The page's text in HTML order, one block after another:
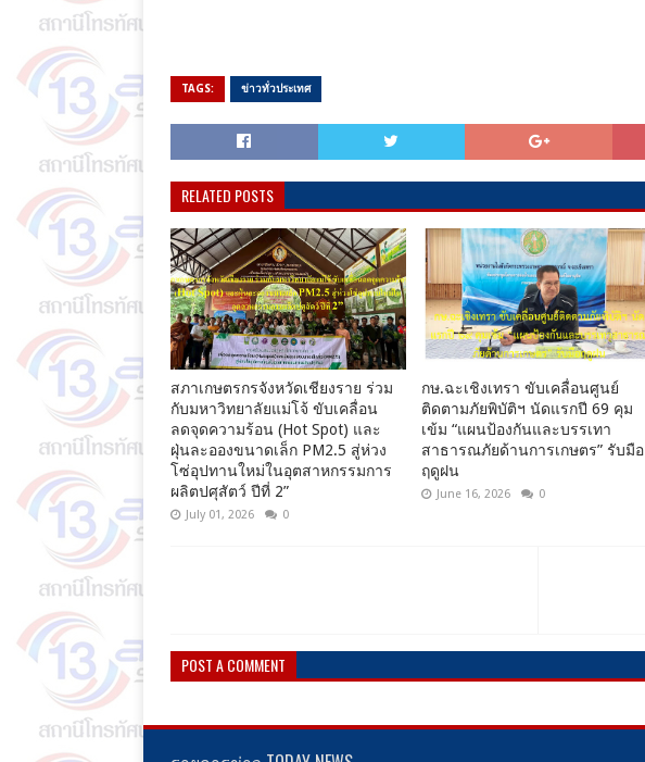
TAGS: ข่าวทั่วประเทศ
RELATED POSTS
สภาเกษตรกรจังหวัดเชียงราย ร่วม
กับมหาวิทยาลัยแม่โจ้ ขับเคลื่อน
ลดจุดความร้อน (Hot Spot) และ
ฝุ่นละอองขนาดเล็ก PM2.5 สู่ห่วง
โซ่อุปทานใหม่ในอุตสาหกรรมการ
ผลิตปศุสัตว์ ปีที่ 2”
July 01, 2026 0
กษ.ฉะเชิงเทรา ขับเคลื่อนศูนย์
ติดตามภัยพิบัติฯ นัดแรกปี 69 คุม
เข้ม “แผนป้องกันและบรรเทา
สาธารณภัยด้านการเกษตร” รับมือ
ฤดูฝน
June 16, 2026 0
POST A COMMENT